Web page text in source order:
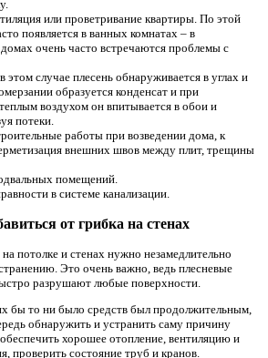
или проветривание квартиры. По этой
появляется в ванных комнатах – в
очень часто встречаются проблемы с
этом случае плесень обнаруживается в углах и
образуется конденсат и при
воздухом он впитывается в обои и
потеки.
работы при возведении дома, к
внешних швов между плит, трещины
помещений.
в системе канализации.
от грибка на стенах
потолке и стенах нужно незамедлительно
Это очень важно, ведь плесневые
разрушают любые поверхности.
бы то ни было средств был продолжительным,
обнаружить и устранить саму причину
хорошее отопление, вентиляцию и
проверить состояние труб и кранов.